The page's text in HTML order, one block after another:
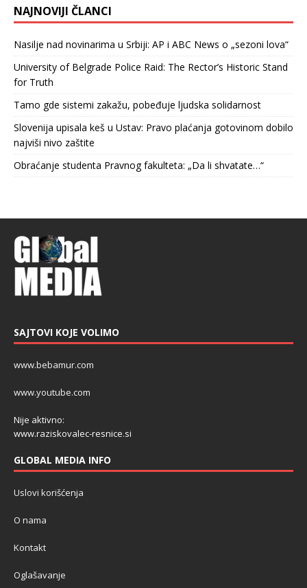
NAJNOVIJI ČLANCI
Nasilje nad novinarima u Srbiji: AP i ABC News o „sezoni lova“
University of Belgrade Police Raid: The Rector’s Historic Stand
for Truth
Tamo gde sistemi zakažu, pobeđuje ljudska solidarnost
Slovenija upisala keš u Ustav: Pravo plaćanja gotovinom dobilo
najviši nivo zaštite
Obraćanje studenta Pravnog fakulteta: „Da li shvatate…“
SAJTOVI KOJE VOLIMO
www.bebamur.com
www.youtube.com
Nije aktivno:
www.raziskovalec-resnice.si
GLOBAL MEDIA INFO
Uslovi korišćenja
O nama
Kontakt
Oglašavanje